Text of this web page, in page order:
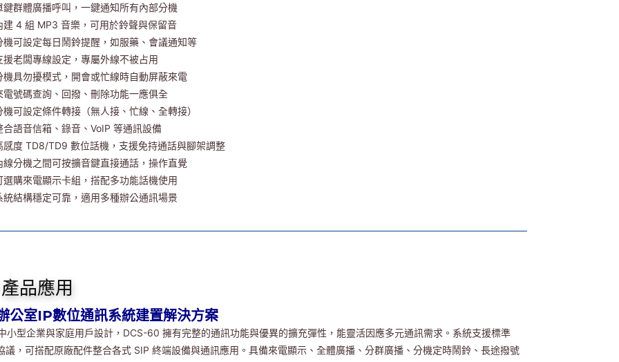
鍵群體廣播呼叫，一鍵通知所有內部分機
建 4 組 MP3 音樂，可用於鈴聲與保留音
機可設定每日鬧鈴提醒，如服藥、會議通知等
援老闆專線設定，專屬外線不被占用
機具勿擾模式，開會或忙線時自動屏蔽來電
電號碼查詢、回撥、刪除功能一應俱全
機可設定條件轉接（無人接、忙線、全轉接）
合語音信箱、錄音、VoIP 等通訊設備
感度 TD8/TD9 數位話機，支援免持通話與腳架調整
線分機之間可按擴音鍵直接通話，操作直覺
選購來電顯示卡組，搭配多功能話機使用
統結構穩定可靠，適用多種辦公通訊場景
產品應用
公室IP數位通訊系統建置解決方案
小型企業與家庭用戶設計，DCS-60 擁有完整的通訊功能與優異的擴充彈性，能靈活因應多元通訊需求。系統支援標準
議，可搭配原廠配件整合各式 SIP 終端設備與通訊應用。具備來電顯示、全體廣播、分群廣播、分機定時鬧鈴、長途撥號